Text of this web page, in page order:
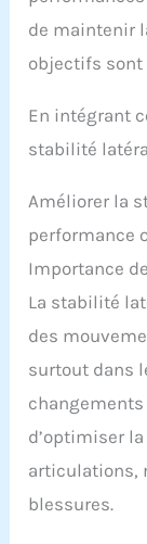
de maintenir
objectifs
En intégrant
stabilité
Améliorer la
performance
Importance
La stabilité
des
surtout dans
d’optimiser
articulations,
blessures.